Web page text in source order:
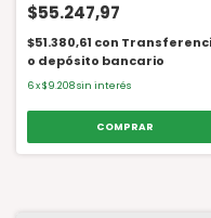
$55.247,97
$51.380,61 con
o depósito bancario
6x$9.208sin interés